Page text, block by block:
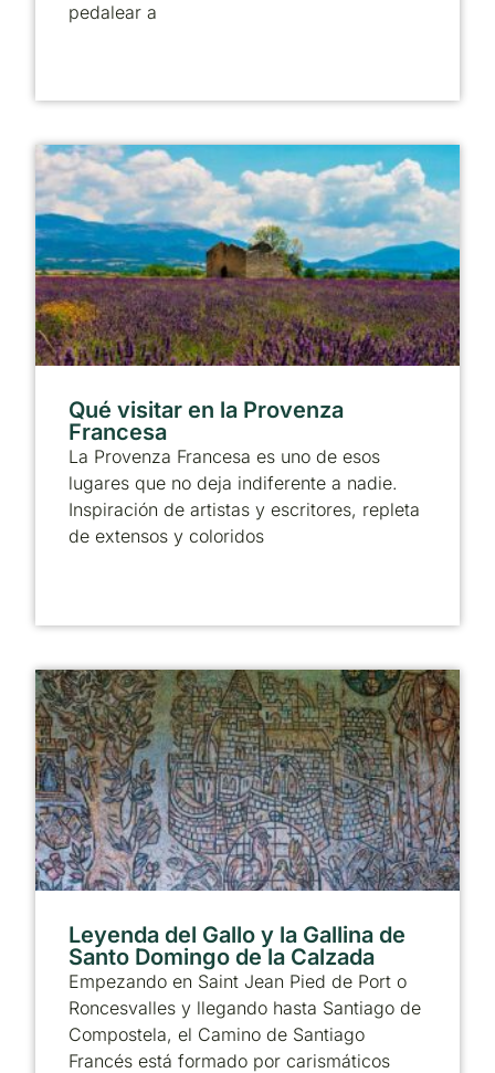
pedalear a
Qué visitar en la Provenza
Francesa
La Provenza Francesa es uno de esos
lugares que no deja indiferente a nadie.
Inspiración de artistas y escritores, repleta
de extensos y coloridos
Leyenda del Gallo y la Gallina de
Santo Domingo de la Calzada
Empezando en Saint Jean Pied de Port o
Roncesvalles y llegando hasta Santiago de
Compostela, el Camino de Santiago
Francés está formado por carismáticos